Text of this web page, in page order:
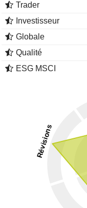
Trader
Investisseur
Globale
Qualité
ESG MSCI